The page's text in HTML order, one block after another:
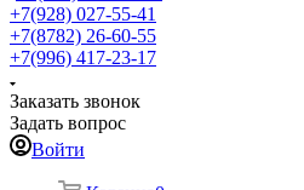
+7(928) 027-55-41
+7(8782) 26-60-55
+7(996) 417-23-17
Заказать звонок
Задать вопрос
Войти